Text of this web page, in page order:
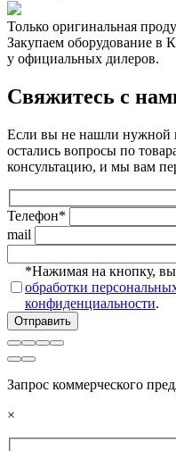
Только оригинальная
Закупаем оборудование
у официальных дилеров.
Свяжитесь с
Если вы не нашли нужной
остались вопросы по
консультацию, и мы вам
Телефон*
mail
*Нажимая на кнопку, вы
обработки
конфиденциальности.
Запрос коммерческого
×